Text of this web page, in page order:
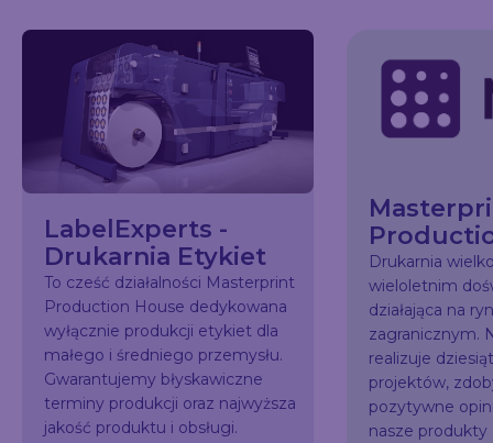
LabelExperts -
Drukarnia Etykiet
To cześć działalności Masterprint
Production House dedykowana
wyłącznie produkcji etykiet dla
małego i średniego przemysłu.
Gwarantujemy błyskawiczne
terminy produkcji oraz najwyższa
jakość produktu i obsługi.
Drukarnia
wieloletnim
działająca na
zagranicznym.
realizuje
projektów,
pozytywne
nasze